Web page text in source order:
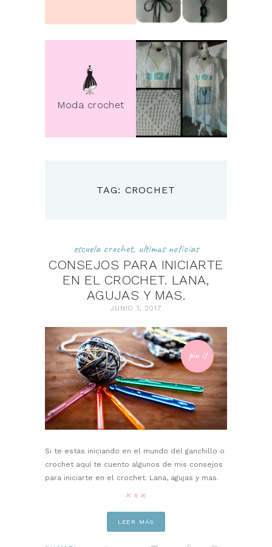
Moda crochet
TAG: CROCHET
escuela crochet, ultimas noticias
CONSEJOS PARA INICIARTE
EN EL CROCHET. LANA,
AGUJAS Y MAS.
JUNIO 1, 2017
pin it
Si te estas iniciando en el mundo del ganchillo o
crochet aquí te cuento algunos de mis consejos
para iniciarte en el crochet. Lana, agujas y mas.
LEER MÁS